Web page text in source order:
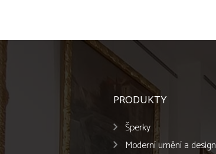
PRODUKTY
Šperky
Moderní umění a design